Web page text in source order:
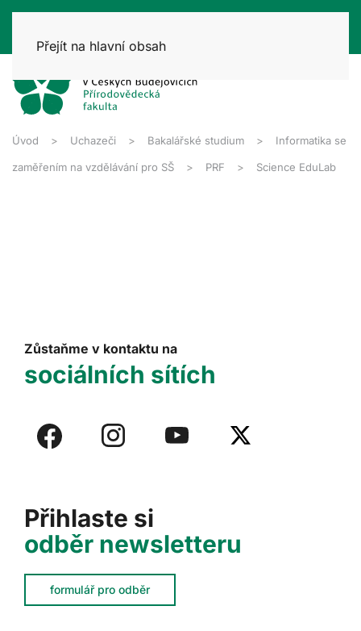
Přejít na hlavní obsah
Úvod Uchazeči Bakalářské studium Informatika se
zaměřením na vzdělávání pro SŠ PRF Science EduLab
Přihlaste si
odběr newsletteru
formulář pro odběr
Zůstaňme v kontaktu na
sociálních sítích